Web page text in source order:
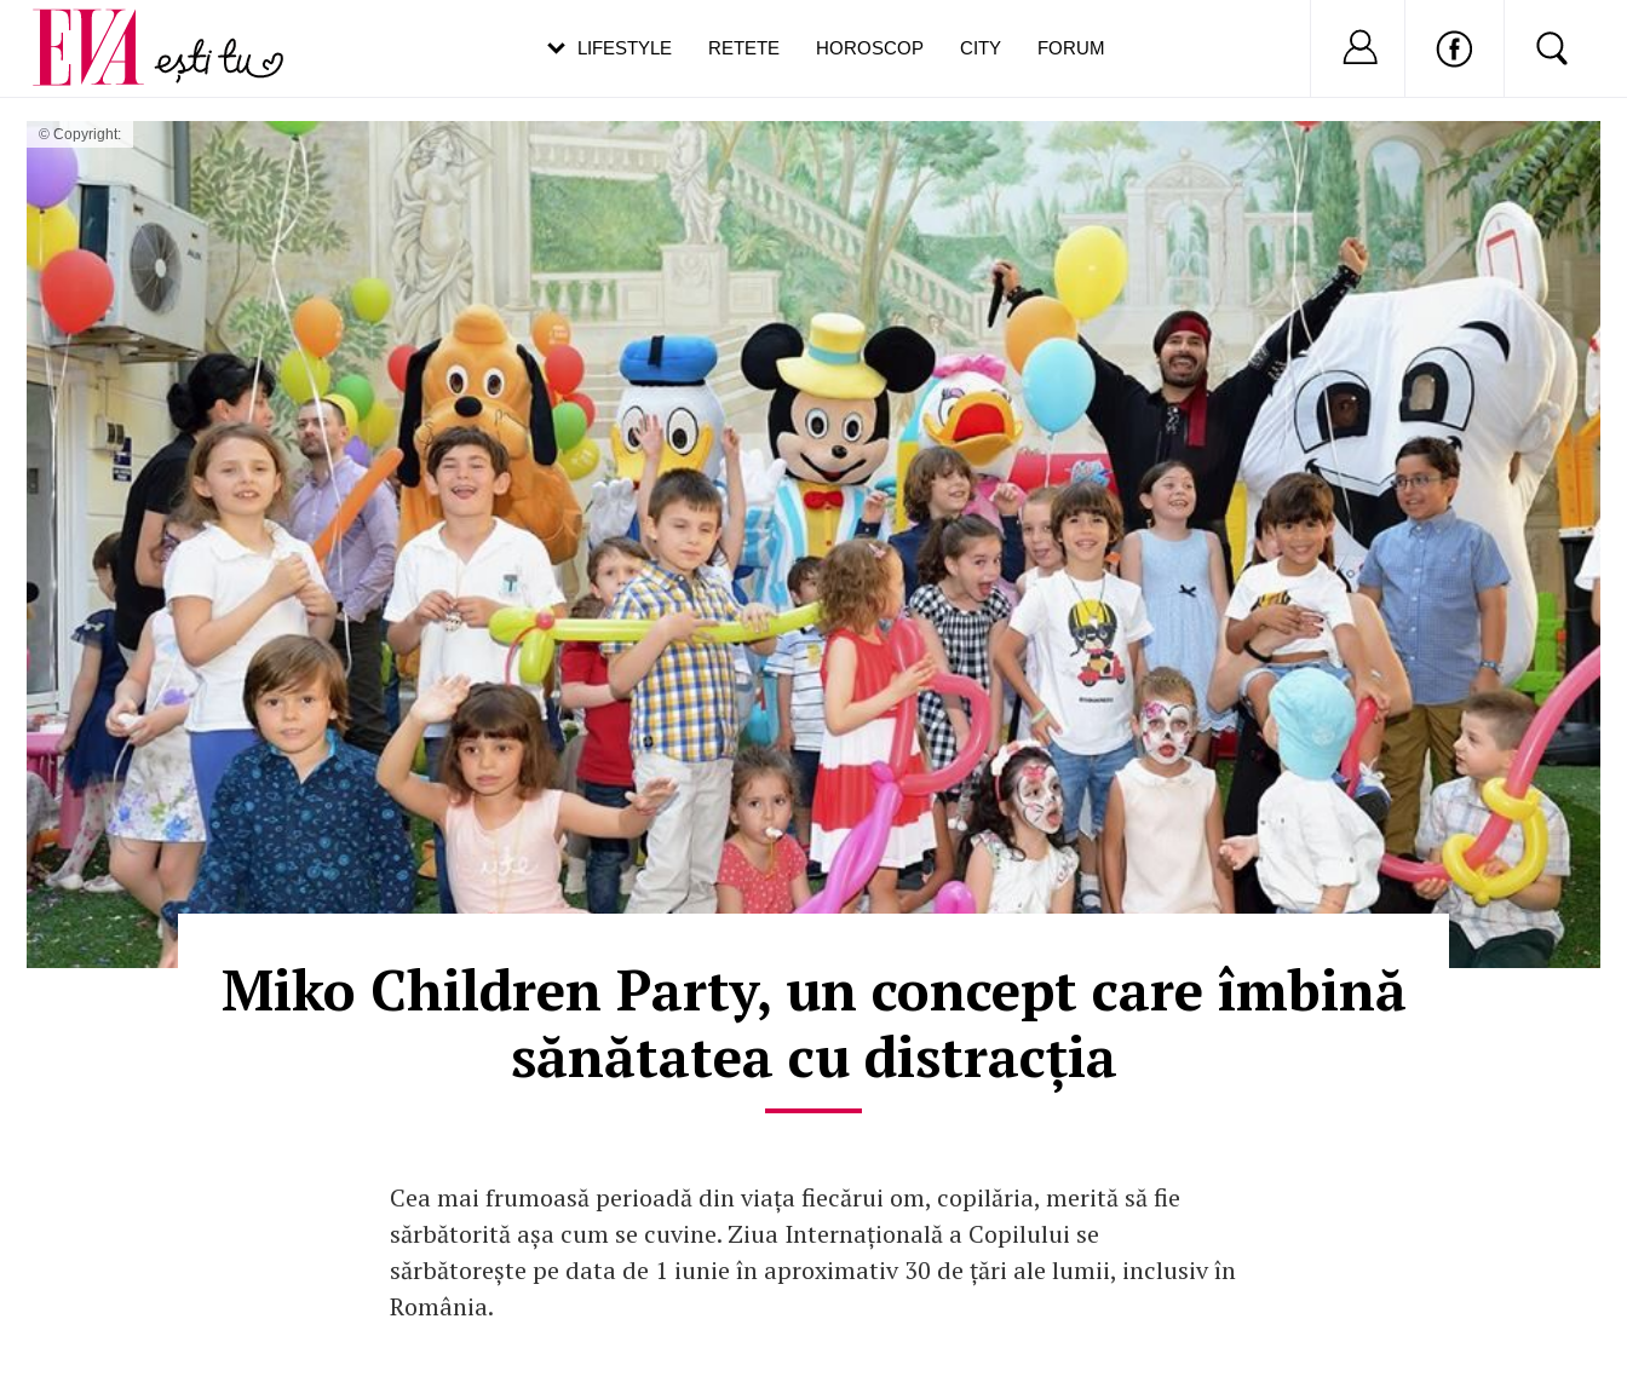
© Copyright:
Miko Children Party, un concept care îmbină
sănătatea cu distracția
Cea mai frumoasă perioadă din viața fiecărui om, copilăria, merită să fie
sărbătorită așa cum se cuvine. Ziua Internațională a Copilului se
sărbătorește pe data de 1 iunie în aproximativ 30 de țări ale lumii, inclusiv în
România.
LIFESTYLE RETETE HOROSCOP CITY FORUM Nu ai cont?
Carieră
Actualitate
pe măsură ce înaintezi în vârstă
de dureroasă este investigația